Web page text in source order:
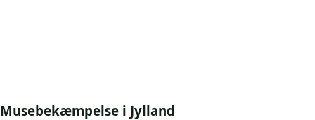
Musebekæmpelse i Jylland